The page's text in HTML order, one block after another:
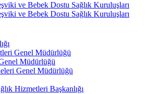
Genel Müdürlüğü
Müdürlüğü
Genel Müdürlüğü
Hizmetleri Başkanlığı